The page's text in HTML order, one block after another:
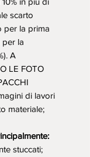
scarto
per la prima
per la
A
LE FOTO
di lavori
materiale;
stuccati;